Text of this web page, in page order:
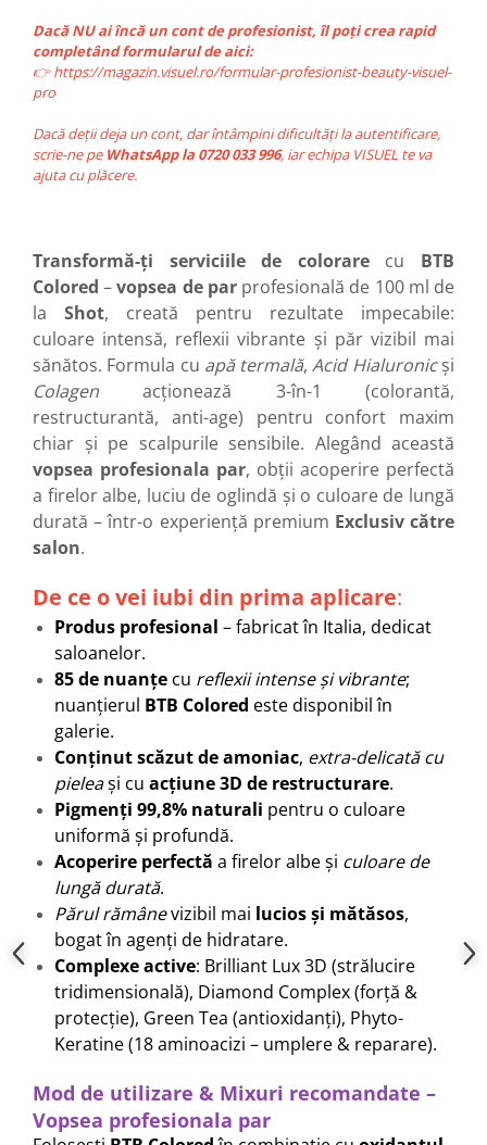
Dacă NU ai încă un cont de profesionist, îl poți crea rapid
completând formularul de aici:
👉 https://magazin.visuel.ro/formular-profesionist-beauty-visuel-
pro
Dacă deții deja un cont, dar întâmpini dificultăți la autentificare,
scrie-ne pe WhatsApp la 0720 033 996, iar echipa VISUEL te va
ajuta cu plăcere.
Transformă-ți serviciile de colorarecu BTB
Colored –vopsea de parprofesională de 100 ml de
la Shot, creată pentru rezultate impecabile:
culoare intensă, reflexii vibrante și păr vizibil mai
sănătos. Formula cu apă termală,Acid Hialuronicși
Colagen acționează 3-în-1 (colorantă,
restructurantă, anti-age) pentru confort maxim
chiar și pe scalpurile sensibile. Alegând această
vopsea profesionala par, obții acoperire perfectă
a firelor albe, luciu de oglindă și o culoare de lungă
durată – într-o experiență premium Exclusiv către
salon.
De ce o vei iubi din prima aplicare:
Produs profesional – fabricat în Italia, dedicat
saloanelor.
85 de nuanțe cu reflexii intense și vibrante;
nuanțierul BTB Colored este disponibil în
galerie.
Conținut scăzut de amoniac, extra-delicată cu
pieleași cu acțiune 3D de restructurare.
Pigmenți 99,8% naturali pentru o culoare
uniformă și profundă.
Acoperire perfectă a firelor albe și culoare de
lungă durată.
Părul rămânevizibil mai lucios și mătăsos,
bogat în agenți de hidratare.
Complexe active: Brilliant Lux 3D (strălucire
tridimensională), Diamond Complex (forță &
protecție), Green Tea (antioxidanți), Phyto-
Keratine (18 aminoacizi – umplere & reparare).
Mod de utilizare & Mixuri recomandate –
Vopsea profesionala par